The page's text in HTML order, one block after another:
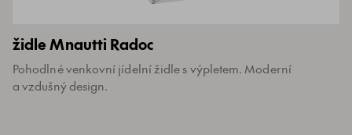
židle Mnautti Radoc
Pohodlné venkovní jídelní židle s výpletem. Moderní
a vzdušný design.